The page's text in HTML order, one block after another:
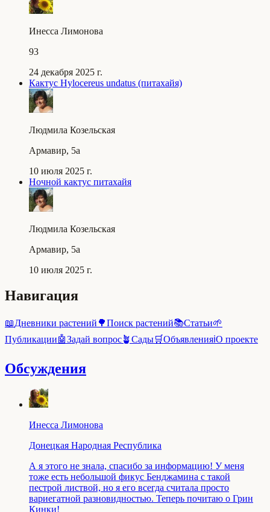
Инесса Лимонова
93
24 декабря 2025 г.
Кактус Hylocereus undatus (питахайя)
Людмила Козельская
Армавир, 5a
10 июля 2025 г.
Ночной кактус питахайя
Людмила Козельская
Армавир, 5a
10 июля 2025 г.
Навигация
📖Дневники растений 🌳Поиск растений📚Статьи🌱
Публикации🤖Задай вопрос🪴Сады🛒Объявленияℹ️О проекте
Обсуждения
Инесса Лимонова
Донецкая Народная Республика
А я этого не знала, спасибо за информацию! У меня
тоже есть небольшой фикус Бенджамина с такой
пестрой листвой, но я его всегда считала просто
вариегатной разновидностью. Теперь почитаю о Грин
Кинки!